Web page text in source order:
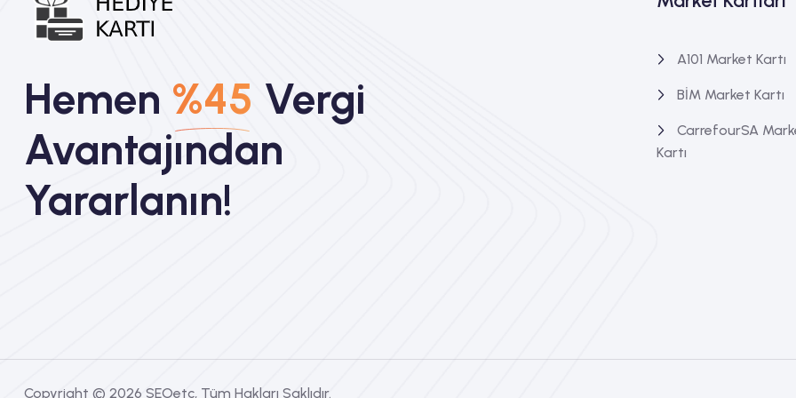
Hemen %45 Vergi
Avantajından
Yararlanın!
A101 Market Kartı
BİM Market Kartı
CarrefourSA
Kartı
Copyright © 2026 SEOetc, Tüm Hakları Saklıdır.